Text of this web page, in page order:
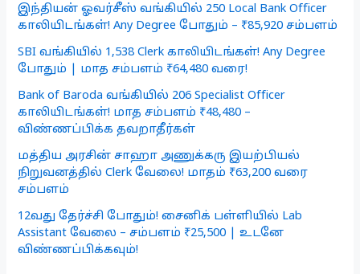
இந்தியன் ஓவர்சீஸ் வங்கியில் 250 Local Bank Officer
காலியிடங்கள்! Any Degree போதும் – ₹85,920 சம்பளம்
SBI வங்கியில் 1,538 Clerk காலியிடங்கள்! Any Degree
போதும் | மாத சம்பளம் ₹64,480 வரை!
Bank of Baroda வங்கியில் 206 Specialist Officer
காலியிடங்கள்! மாத சம்பளம் ₹48,480 –
விண்ணப்பிக்க தவறாதீர்கள்
மத்திய அரசின் சாஹா அணுக்கரு இயற்பியல்
நிறுவனத்தில் Clerk வேலை! மாதம் ₹63,200 வரை
சம்பளம்
12வது தேர்ச்சி போதும்! சைனிக் பள்ளியில் Lab
Assistant வேலை – சம்பளம் ₹25,500 | உடனே
விண்ணப்பிக்கவும்!